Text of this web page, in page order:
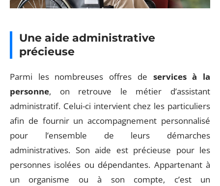
Une aide administrative
précieuse
Parmi les nombreuses offres de services à la
personne, on retrouve le métier d’assistant
administratif. Celui-ci intervient chez les particuliers
afin de fournir un accompagnement personnalisé
pour l’ensemble de leurs démarches
administratives. Son aide est précieuse pour les
personnes isolées ou dépendantes. Appartenant à
un organisme ou à son compte, c’est un